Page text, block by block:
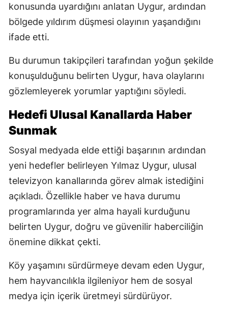
konusunda uyardığını anlatan Uygur, ardından
bölgede yıldırım düşmesi olayının yaşandığını
ifade etti.
Bu durumun takipçileri tarafından yoğun şekilde
konuşulduğunu belirten Uygur, hava olaylarını
gözlemleyerek yorumlar yaptığını söyledi.
Hedefi Ulusal Kanallarda Haber
Sunmak
Sosyal medyada elde ettiği başarının ardından
yeni hedefler belirleyen Yılmaz Uygur, ulusal
televizyon kanallarında görev almak istediğini
açıkladı. Özellikle haber ve hava durumu
programlarında yer alma hayali kurduğunu
belirten Uygur, doğru ve güvenilir haberciliğin
önemine dikkat çekti.
Köy yaşamını sürdürmeye devam eden Uygur,
hem hayvancılıkla ilgileniyor hem de sosyal
medya için içerik üretmeyi sürdürüyor.